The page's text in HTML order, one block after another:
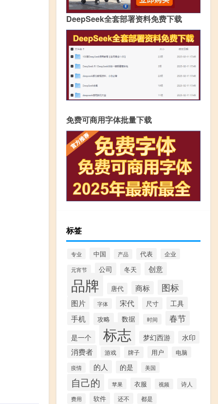
DeepSeek全套部署资料免费下载
免费可商用字体批量下载
标签
专业 中国 产品 代表 企业
元宵节 公司 冬天 创意
品牌 唐代 商标 图标
图片 字体 宋代 尺寸 工具
手机 攻略 数据 时间 春节
是一个 标志 梦幻西游 水印
消费者 游戏 牌子 用户 电脑
疫情 的人 的是 美国
自己的 苹果 衣服 视频 诗人
费用 软件 还不 都是